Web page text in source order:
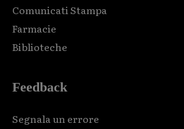
Comunicati Stampa
Farmacie
Biblioteche
Feedback
Segnala un errore